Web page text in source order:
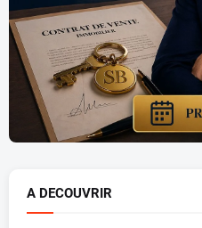
A DECOUVRIR